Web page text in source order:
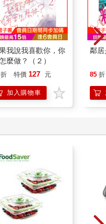
我說我喜歡你，你
麼做？（２）
折 特價 127 元
加入購物車
鄰
85 折